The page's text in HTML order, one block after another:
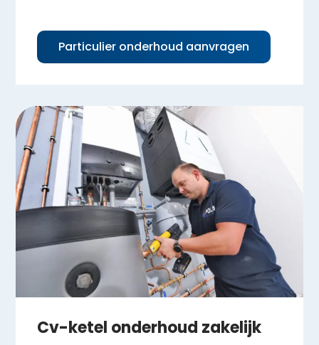
Particulier onderhoud aanvragen
Cv-ketel onderhoud zakelijk